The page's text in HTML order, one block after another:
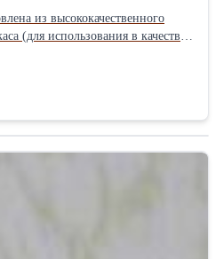
из высококачественного
(для использования в качестве